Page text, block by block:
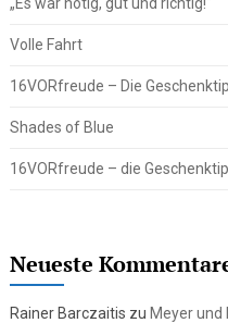
Volle Fahrt
16VORfreude – Die
Shades of Blue
16VORfreude – die
Neueste
Rainer Barczaitis zu Meyer und